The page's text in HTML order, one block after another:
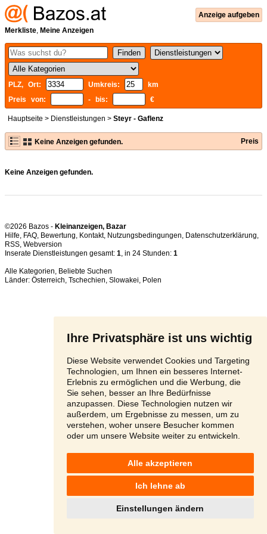
Ihre Privatsphäre ist uns wichtig
Diese Website verwendet Cookies und Targeting
Technologien, um Ihnen ein besseres Internet-
Erlebnis zu ermöglichen und die Werbung, die
Sie sehen, besser an Ihre Bedürfnisse
anzupassen. Diese Technologien nutzen wir
außerdem, um Ergebnisse zu messen, um zu
verstehen, woher unsere Besucher kommen
oder um unsere Website weiter zu entwickeln.
Alle akzeptieren
Ich lehne ab
Einstellungen ändern
Anzeige aufgeben
Merkliste, Meine Anzeigen
PLZ, Ort: Umkreis:
km
Preis von:
- bis: €
Hauptseite > Dienstleistungen > Steyr - Gaflenz
Keine Anzeigen gefunden. Preis
Keine Anzeigen gefunden.
©2026 Bazos - Kleinanzeigen, Bazar
Hilfe, FAQ, Bewertung, Kontakt, Nutzungsbedingungen, Datenschutzerklärung,
RSS,
Inserate Dienstleistungen gesamt: 1, in 24 Stunden: 1
Alle Kategorien, Beliebte Suchen
Länder: Österreich, Tschechien, Slowakei, Polen